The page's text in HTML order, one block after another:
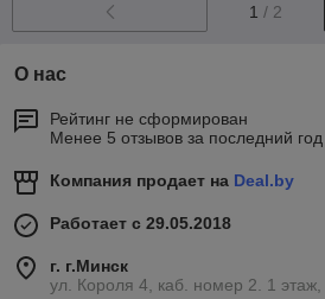
1 / 2
О нас
Рейтинг не сформирован
Менее 5 отзывов за последний год
Компания продает на Deal.by
Работает с 29.05.2018
г. г.Минск
ул. Короля 4, каб. номер 2. 1 этаж,